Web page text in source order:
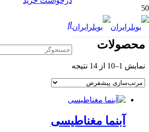
محصولات
نمایش 1–10 از 14 نتیجه
آبنما مغناطیسی